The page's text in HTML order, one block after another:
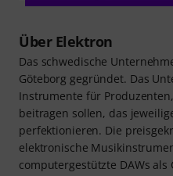
Über Elektron
Das schwedische
Göteborg gegründet. Das
Instrumente für
beitragen sollen, das
perfektionieren. Die
elektronische
computergestützte DAWs